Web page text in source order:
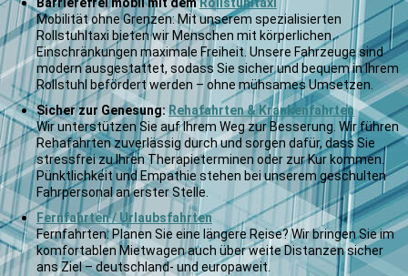
Mobilität ohne Grenzen: Mit unserem spezialisierten
Rollstuhltaxi bieten wir Menschen mit körperlichen
Einschränkungen maximale Freiheit. Unsere Fahrzeuge sind
modern ausgestattet, sodass Sie sicher und bequem in Ihrem
Rollstuhl befördert werden – ohne mühsames Umsetzen.
Sicher zur Genesung: Rehafahrten & Krankenfahrten
Wir unterstützen Sie auf Ihrem Weg zur Besserung. Wir führen
Rehafahrten zuverlässig durch und sorgen dafür, dass Sie
stressfrei zu Ihren Therapieterminen oder zur Kur kommen.
Pünktlichkeit und Empathie stehen bei unserem geschulten
Fahrpersonal an erster Stelle.
Fernfahrten / Urlaubsfahrten
Fernfahrten: Planen Sie eine längere Reise? Wir bringen Sie im
komfortablen Mietwagen auch über weite Distanzen sicher
ans Ziel – deutschland- und europaweit.